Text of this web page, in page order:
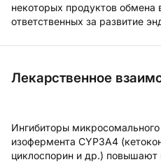
некоторых продуктов обмена
ответственных за развитие
Лекарственное
Ингибиторы
изофермента CYP3A4
циклоспорин и др.) повышают